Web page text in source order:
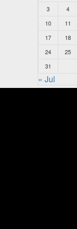
3
4
10
11
17
18
24
25
31
« Jul